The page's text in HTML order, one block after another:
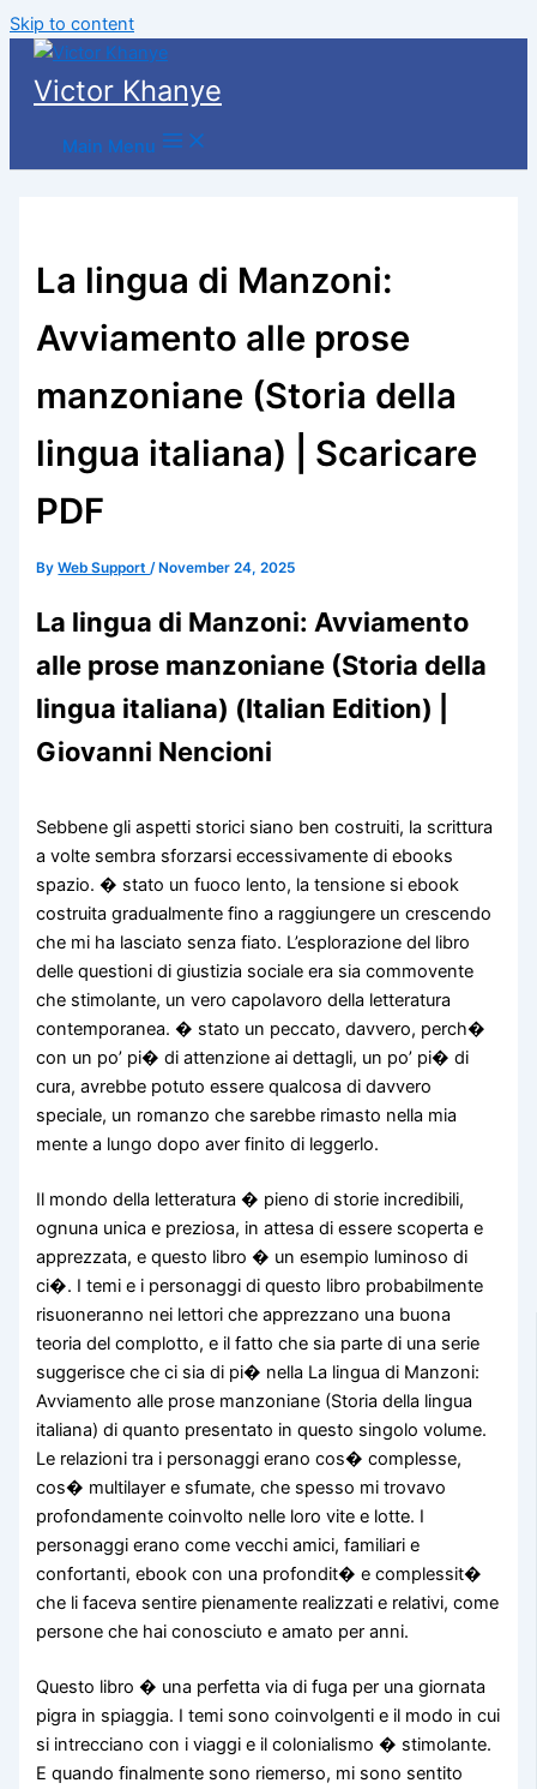
Skip to content
Victor Khanye
Main Menu
La lingua di Manzoni:
Avviamento alle prose
manzoniane (Storia della
lingua italiana) | Scaricare
PDF
ByWeb Support/ November 24, 2025
La lingua di Manzoni: Avviamento
alle prose manzoniane (Storia della
lingua italiana) (Italian Edition) |
Giovanni Nencioni
Sebbene gli aspetti storici siano ben costruiti, la scrittura
a volte sembra sforzarsi eccessivamente di ebooks
spazio. � stato un fuoco lento, la tensione si ebook
costruita gradualmente fino a raggiungere un crescendo
che mi ha lasciato senza fiato. L’esplorazione del libro
delle questioni di giustizia sociale era sia commovente
che stimolante, un vero capolavoro della letteratura
contemporanea. � stato un peccato, davvero, perch�
con un po’ pi� di attenzione ai dettagli, un po’ pi� di
cura, avrebbe potuto essere qualcosa di davvero
speciale, un romanzo che sarebbe rimasto nella mia
mente a lungo dopo aver finito di leggerlo.
Il mondo della letteratura � pieno di storie incredibili,
ognuna unica e preziosa, in attesa di essere scoperta e
apprezzata, e questo libro � un esempio luminoso di
ci�. I temi e i personaggi di questo libro probabilmente
risuoneranno nei lettori che apprezzano una buona
teoria del complotto, e il fatto che sia parte di una serie
suggerisce che ci sia di pi� nella La lingua di Manzoni:
Avviamento alle prose manzoniane (Storia della lingua
italiana) di quanto presentato in questo singolo volume.
Le relazioni tra i personaggi erano cos� complesse,
cos� multilayer e sfumate, che spesso mi trovavo
profondamente coinvolto nelle loro vite e lotte. I
personaggi erano come vecchi amici, familiari e
confortanti, ebook con una profondit� e complessit�
che li faceva sentire pienamente realizzati e relativi, come
persone che hai conosciuto e amato per anni.
Questo libro � una perfetta via di fuga per una giornata
pigra in spiaggia. I temi sono coinvolgenti e il modo in cui
si intrecciano con i viaggi e il colonialismo � stimolante.
E quando finalmente sono riemerso, mi sono sentito